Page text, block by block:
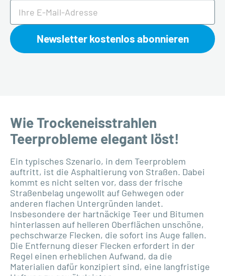
Newsletter kostenlos abonnieren
Wie Trockeneisstrahlen
Teerprobleme elegant löst!
Ein typisches Szenario, in dem Teerproblem
auftritt, ist die Asphaltierung von Straßen. Dabei
kommt es nicht selten vor, dass der frische
Straßenbelag ungewollt auf Gehwegen oder
anderen flachen Untergründen landet.
Insbesondere der hartnäckige Teer und Bitumen
hinterlassen auf helleren Oberflächen unschöne,
pechschwarze Flecken, die sofort ins Auge fallen.
Die Entfernung dieser Flecken erfordert in der
Regel einen erheblichen Aufwand, da die
Materialien dafür konzipiert sind, eine langfristige